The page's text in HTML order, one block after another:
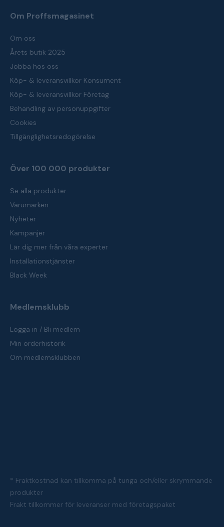
Om Proffsmagasinet
Om oss
Årets butik 2025
Jobba hos oss
Köp- & leveransvillkor Konsument
Köp- & leveransvillkor Företag
Behandling av personuppgifter
Cookies
Tillgänglighetsredogörelse
Över 100 000 produkter
Se alla produkter
Varumärken
Nyheter
Kampanjer
Lär dig mer från våra experter
Installationstjänster
Black Week
Medlemsklubb
Logga in / Bli medlem
Min orderhistorik
Om medlemsklubben
* Fraktkostnad kan tillkomma på tunga och/eller skrymmande
produkter
Frakt tillkommer för leveranser med företagspaket